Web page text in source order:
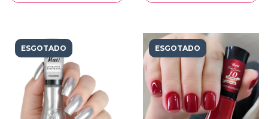
ESGOTADO ESGOTADO